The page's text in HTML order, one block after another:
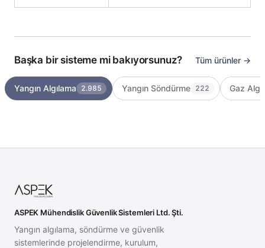
Başka bir sisteme mi bakıyorsunuz? Tüm ürünler →
Yangın Algılama 2.985 Yangın Söndürme 222 Gaz
ASPEK Mühendislik Güvenlik Sistemleri Ltd. Şti.
Yangın algılama, söndürme ve güvenlik
sistemlerinde projelendirme, kurulum,